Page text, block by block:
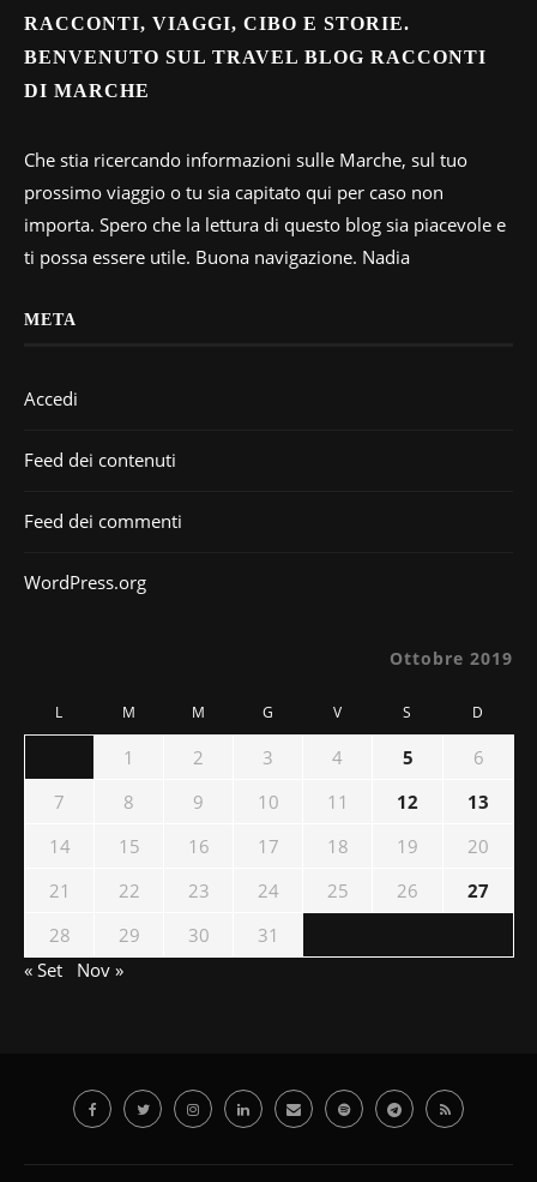
RACCONTI, VIAGGI, CIBO E STORIE.
BENVENUTO SUL TRAVEL BLOG RACCONTI
DI MARCHE
Che stia ricercando informazioni sulle Marche, sul tuo
prossimo viaggio o tu sia capitato qui per caso non
importa. Spero che la lettura di questo blog sia piacevole e
ti possa essere utile. Buona navigazione. Nadia
META
Accedi
Feed dei contenuti
Feed dei commenti
WordPress.org
Ottobre 2019
L M M G V S D
1 2 3 4 5
6
7
8 9 10 11 12
13
14
15 16 17 18 19
20
21
22 23 24 25 26
27
28
29 30
31
« Set
Nov »